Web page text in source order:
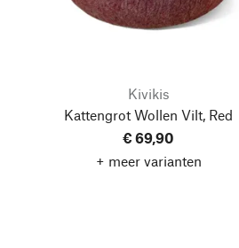
Kivikis
Kattengrot Wollen Vilt, Red
€ 69,90
+ meer varianten